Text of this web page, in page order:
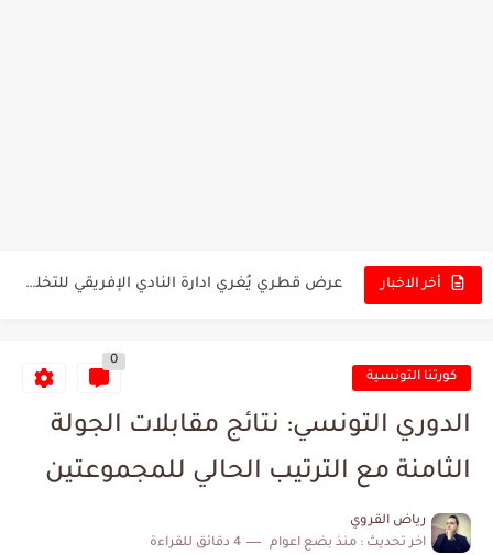
أخر الاخبار عرض قطري يُغري ادارة النادي الإفريقي للتخلي عن موهبتها
الكشف عن البرنامج الكامل لمباريات المنتخب التونسي خلال شهر جوان
كابتن مانشستر يونايتد يدعم حنبعل المجبري
كورتنا التونسية
0
الدوري التونسي: نتائج مقابلات الجولة
الثامنة مع الترتيب الحالي للمجموعتين
رياض القروي
اخر تحديث : منذ بضع اعوام 4 دقائق للقراءة